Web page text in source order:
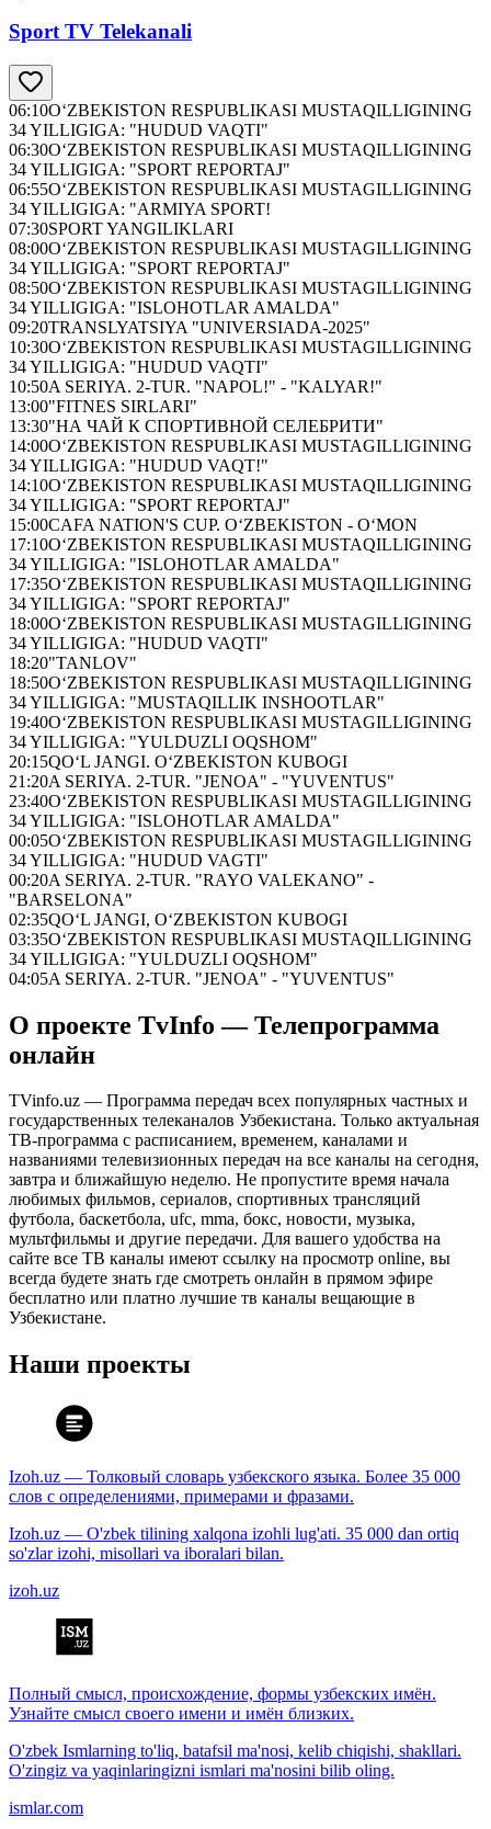
Sport TV Telekanali
06:10O‘ZBEKISTON RESPUBLIKASI MUSTAQILLIGINING
34 YILLIGIGA: "HUDUD VAQTI"
06:30O‘ZBEKISTON RESPUBLIKASI MUSTAQILLIGINING
34 YILLIGIGA: "SPORT REPORTAJ"
06:55O‘ZBEKISTON RESPUBLIKASI MUSTAGILLIGINING
34 YILLIGIGA: "ARMIYA SPORT!
07:30SPORT YANGILIKLARI
08:00O‘ZBEKISTON RESPUBLIKASI MUSTAGILLIGINING
34 YILLIGIGA: "SPORT REPORTAJ"
08:50O‘ZBEKISTON RESPUBLIKASI MUSTAGILLIGINING
34 YILLIGIGA: "ISLOHOTLAR AMALDA"
09:20TRANSLYATSIYA "UNIVERSIADA-2025"
10:30O‘ZBEKISTON RESPUBLIKASI MUSTAGILLIGINING
34 YILLIGIGA: "HUDUD VAQTI"
10:50A SERIYA. 2-TUR. "NAPOL!" - "KALYAR!"
13:00"FITNES SIRLARI"
13:30"НА ЧАЙ К СПОРТИВНОЙ СЕЛЕБРИТИ"
14:00O‘ZBEKISTON RESPUBLIKASI MUSTAGILLIGINING
34 YILLIGIGA: "HUDUD VAQT!"
14:10O‘ZBEKISTON RESPUBLIKASI MUSTAQILLIGINING
34 YILLIGIGA: "SPORT REPORTAJ"
15:00CAFA NATION'S CUP. O‘ZBEKISTON - O‘MON
17:10O‘ZBEKISTON RESPUBLIKASI MUSTAQILLIGINING
34 YILLIGIGA: "ISLOHOTLAR AMALDA"
17:35O‘ZBEKISTON RESPUBLIKASI MUSTAQILLIGINING
34 YILLIGIGA: "SPORT REPORTAJ"
18:00O‘ZBEKISTON RESPUBLIKASI MUSTAGILLIGINING
34 YILLIGIGA: "HUDUD VAQTI"
18:20"TANLOV"
18:50O‘ZBEKISTON RESPUBLIKASI MUSTAQILLIGINING
34 YILLIGIGA: "MUSTAQILLIK INSHOOTLAR"
19:40O‘ZBEKISTON RESPUBLIKASI MUSTAGILLIGINING
34 YILLIGIGA: "YULDUZLI OQSHOM"
20:15QO‘L JANGI. O‘ZBEKISTON KUBOGI
21:20A SERIYA. 2-TUR. "JENOA" - "YUVENTUS"
23:40O‘ZBEKISTON RESPUBLIKASI MUSTAGILLIGINING
34 YILLIGIGA: "ISLOHOTLAR AMALDA"
00:05O‘ZBEKISTON RESPUBLIKASI MUSTAGILLIGINING
34 YILLIGIGA: "HUDUD VAGTI"
00:20A SERIYA. 2-TUR. "RAYO VALEKANO" -
"BARSELONA"
02:35QO‘L JANGI, O‘ZBEKISTON KUBOGI
03:35O‘ZBEKISTON RESPUBLIKASI MUSTAQILLIGINING
34 YILLIGIGA: "YULDUZLI OQSHOM"
04:05A SERIYA. 2-TUR. "JENOA" - "YUVENTUS"
О проекте TvInfo — Телепрограмма
онлайн
TVinfo.uz — Программа передач всех популярных частных и
государственных телеканалов Узбекистана. Только актуальная
ТВ-программа с расписанием, временем, каналами и
названиями телевизионных передач на все каналы на сегодня,
завтра и ближайшую неделю. Не пропустите время начала
любимых фильмов, сериалов, спортивных трансляций
футбола, баскетбола, ufc, mma, бокс, новости, музыка,
мультфильмы и другие передачи. Для вашего удобства на
сайте все ТВ каналы имеют ссылку на просмотр online, вы
всегда будете знать где смотреть онлайн в прямом эфире
бесплатно или платно лучшие тв каналы вещающие в
Узбекистане.
Наши проекты
Izoh.uz — Толковый словарь узбекского языка. Более 35 000
слов с определениями, примерами и фразами.
Izoh.uz — O'zbek tilining xalqona izohli lug'ati. 35 000 dan ortiq
so'zlar izohi, misollari va iboralari bilan.
izoh.uz
Полный смысл, происхождение, формы узбекских имён.
Узнайте смысл своего имени и имён близких.
O'zbek Ismlarning to'liq, batafsil ma'nosi, kelib chiqishi, shakllari.
O'zingiz va yaqinlaringizni ismlari ma'nosini bilib oling.
ismlar.com